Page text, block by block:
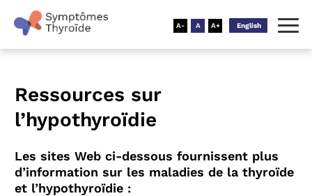
English
Ressources sur
l’hypothyroïdie
Les sites Web ci-dessous fournissent plus
d’information sur les maladies de la thyroïde
et l’hypothyroïdie :